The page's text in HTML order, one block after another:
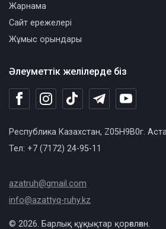
Әлеуметтік желілерде біз
Республика Казахстан, Z05H9B0г.
Тел: +7 (7172) 24-95-11
azatruh@gmail.com
info@azattyq-ruhy.kz
Жарнама
Сайт ережелері
Жұмыс орындары
© 2026. Барлық құқықтар қорғалған.